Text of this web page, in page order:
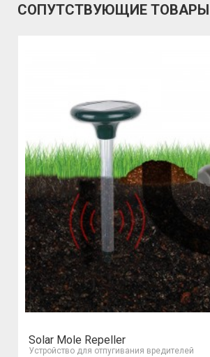
СОПУТСТВУЮЩИЕ ТОВАРЫ
Solar Mole Repeller
Устройство для отпугивания вредителей